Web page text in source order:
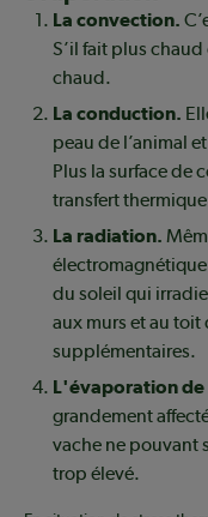
La convection.
S’il fait plus
chaud.
La conduction.
peau de l’animal
Plus la surface de
transfert
La radiation.
du soleil qui
aux murs et au toit
supplémentaires.
L'évaporation de
grandement
vache ne pouvant
trop élevé.